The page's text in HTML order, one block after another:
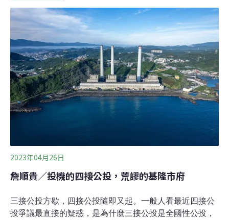
海造陸興建第四天然氣接收站，地方組織發起公投並順利
完成連署，送市政府審查，當時林右昌市政府陳報中央，
被內政部認定非屬地方自治範疇。新任市長謝國樑上任後
重啟審查，允許公投補件再審，行政院卻在上個月（4月
21日）發函，強調公投違背《憲法》及中央法規，依《地
方制度法》撤銷基市府審查決定。發起公投的守護外木山
行動小組今日於行政院前抗議並提出行政訴願，台灣蠻野
心足生態協會專職律師蔡雅瀅說明訴願內容，公投主文僅
要求基隆市府拒絕於「水產動植物保育區」填海
2023年04月26日
詹順貴／投機的四接公投，荒謬的基隆市府
三接公投方歇，四接公投隨即又起。一般人看最近四接公
投爭議最直接的疑惑，是為什麼三接公投是全國性公投，